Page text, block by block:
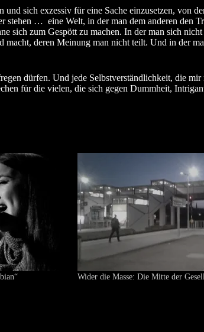
sich exzessiv für eine Sache einzusetzen, von
stehen … eine Welt, in der man dem anderen den
sich zum Gespött zu machen. In der man sich
deren Meinung man nicht teilt. Und in der
dürfen. Und jede Selbstverständlichkeit, die mir
für die vielen, die sich gegen Dummheit,
Wider die Masse: Die Mitte der